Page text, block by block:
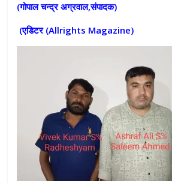
(गोपाल चन्द्र अग्रवाल,संपादक)
(एडिटर (Allrights Magazine)